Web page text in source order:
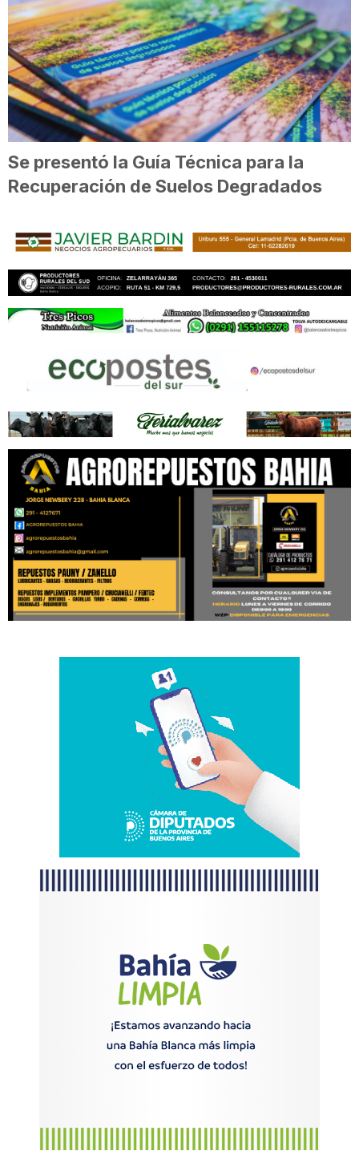
Se presentó la Guía Técnica para la
Recuperación de Suelos Degradados